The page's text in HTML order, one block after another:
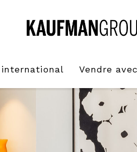
international Vendre